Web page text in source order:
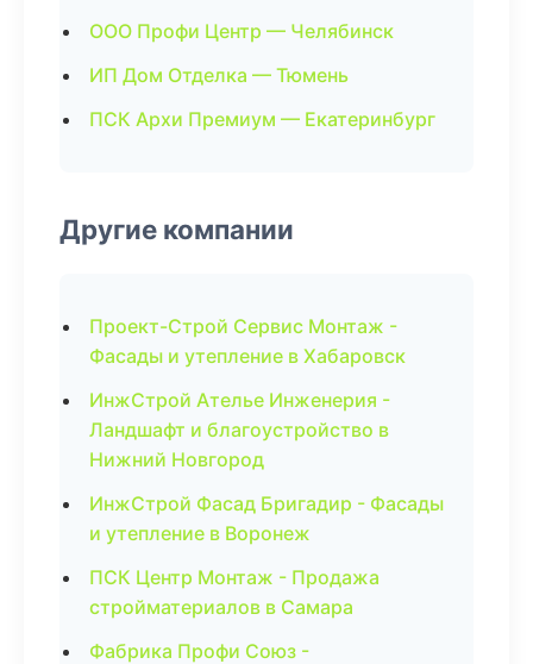
ООО Профи Центр — Челябинск
ИП Дом Отделка — Тюмень
ПСК Архи Премиум — Екатеринбург
Другие компании
Проект-Строй Сервис Монтаж -
Фасады и утепление в Хабаровск
ИнжСтрой Ателье Инженерия -
Ландшафт и благоустройство в
Нижний Новгород
ИнжСтрой Фасад Бригадир - Фасады
и утепление в Воронеж
ПСК Центр Монтаж - Продажа
стройматериалов в Самара
Фабрика Профи Союз -